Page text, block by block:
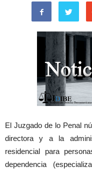
El Juzgado de lo Penal
directora y a la
residencial para
dependencia